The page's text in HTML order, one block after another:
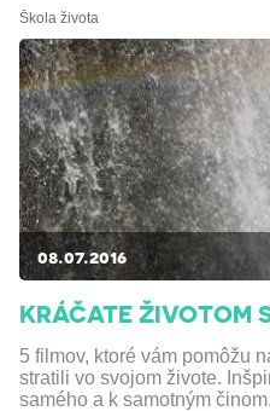
Škola života
08.07.2016
KRÁČATE ŽIVOTOM
5 filmov, ktoré vám pomôžu
stratili vo svojom živote.
samého a k samotným činom.